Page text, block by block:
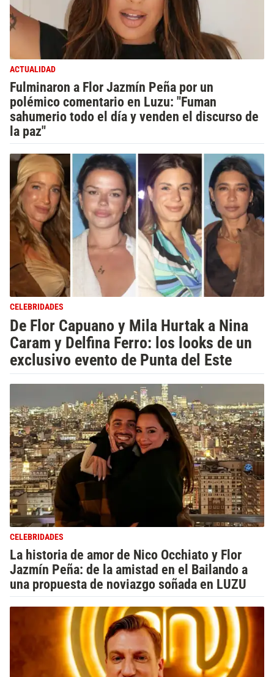
ACTUALIDAD
Fulminaron a Flor Jazmín Peña por un
polémico comentario en Luzu: "Fuman
sahumerio todo el día y venden el discurso de
la paz"
CELEBRIDADES
De Flor Capuano y Mila Hurtak a Nina
Caram y Delfina Ferro: los looks de un
exclusivo evento de Punta del Este
CELEBRIDADES
La historia de amor de Nico Occhiato y Flor
Jazmín Peña: de la amistad en el Bailando a
una propuesta de noviazgo soñada en LUZU